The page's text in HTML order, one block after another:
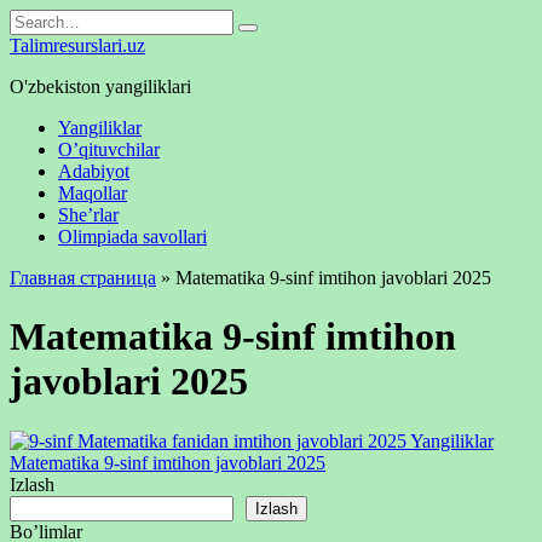
Skip
to
Search
for:
Talimresurslari.uz
O'zbekiston yangiliklari
Yangiliklar
O’qituvchilar
Adabiyot
Maqollar
She’rlar
Olimpiada savollari
Главная страница » Matematika 9-sinf imtihon javoblari 2025
Matematika 9-sinf imtihon
javoblari 2025
Yangiliklar
Matematika 9-sinf imtihon javoblari 2025
Izlash
Izlash
Bo’limlar